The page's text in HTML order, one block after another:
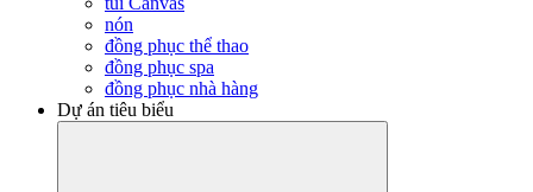
nón
đồng phục thể thao
đồng phục spa
đồng phục nhà hàng
Dự án tiêu biểu